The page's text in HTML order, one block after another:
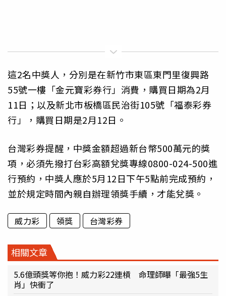
這2名中獎人，分別是在新竹市東區東門里復興路
55號一樓「金元寶彩券行」消費，購買日期為2月
11日；以及新北市板橋區民治街105號「福泰彩券
行」，購買日期是2月12日。
台灣彩券提醒，中獎金額超過新台幣500萬元的獎
項，必須先撥打台彩高額兌獎專線0800-024-500進
行預約，中獎人應於5月12日下午5點前完成預約，
並於規定時間內親自辦理領獎手續，才能兌獎。
威力彩 領獎 台灣彩券
相關文章
5.6億頭獎等你抱！威力彩22連槓 命理師曝「最強5生
肖」快衝了